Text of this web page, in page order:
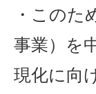
・このた
事業）を
現化に向